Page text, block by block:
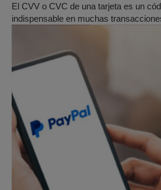
El CVV o CVC de una tarjeta es un
indispensable en muchas